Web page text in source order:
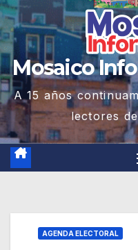
Mosaico
A 15 años
lectores
AGENDA ELECTORAL